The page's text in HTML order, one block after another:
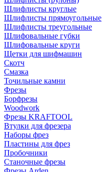
Шлифлисты круглые
Шлифлисты прямоугольные
Шлифлисты треугольные
Шлифовальные губки
Шлифовальные круги
Щетки для шифмашин
Скотч
Смазка
Точильные камни
Фрезы
Борфрезы
Woodwork
Фрезы KRAFTOOL
Втулки для фрезера
Наборы фрез
Пластины для фрез
Пробочники
Станочные фрезы